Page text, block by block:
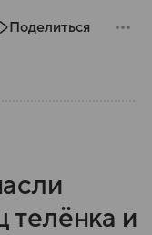
как
Поделиться
телёнка и